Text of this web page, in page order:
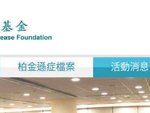
柏金遜症檔案 活動消息